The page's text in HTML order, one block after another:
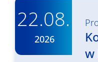
22.08.
2026
w